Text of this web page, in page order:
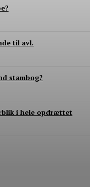
til avl.
stambog?
i hele opdrættet